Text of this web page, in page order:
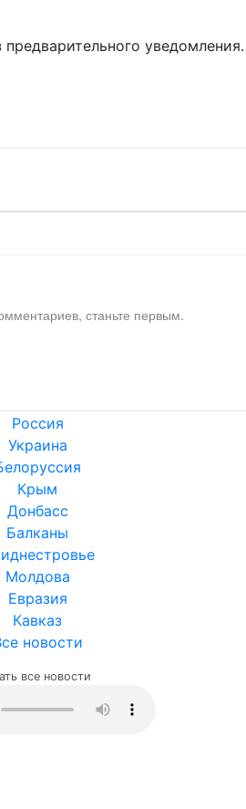
уведомления.
станьте первым.
Россия
Украина
Крым
Донбасс
Балканы
Молдова
Евразия
Кавказ
новости
все новости